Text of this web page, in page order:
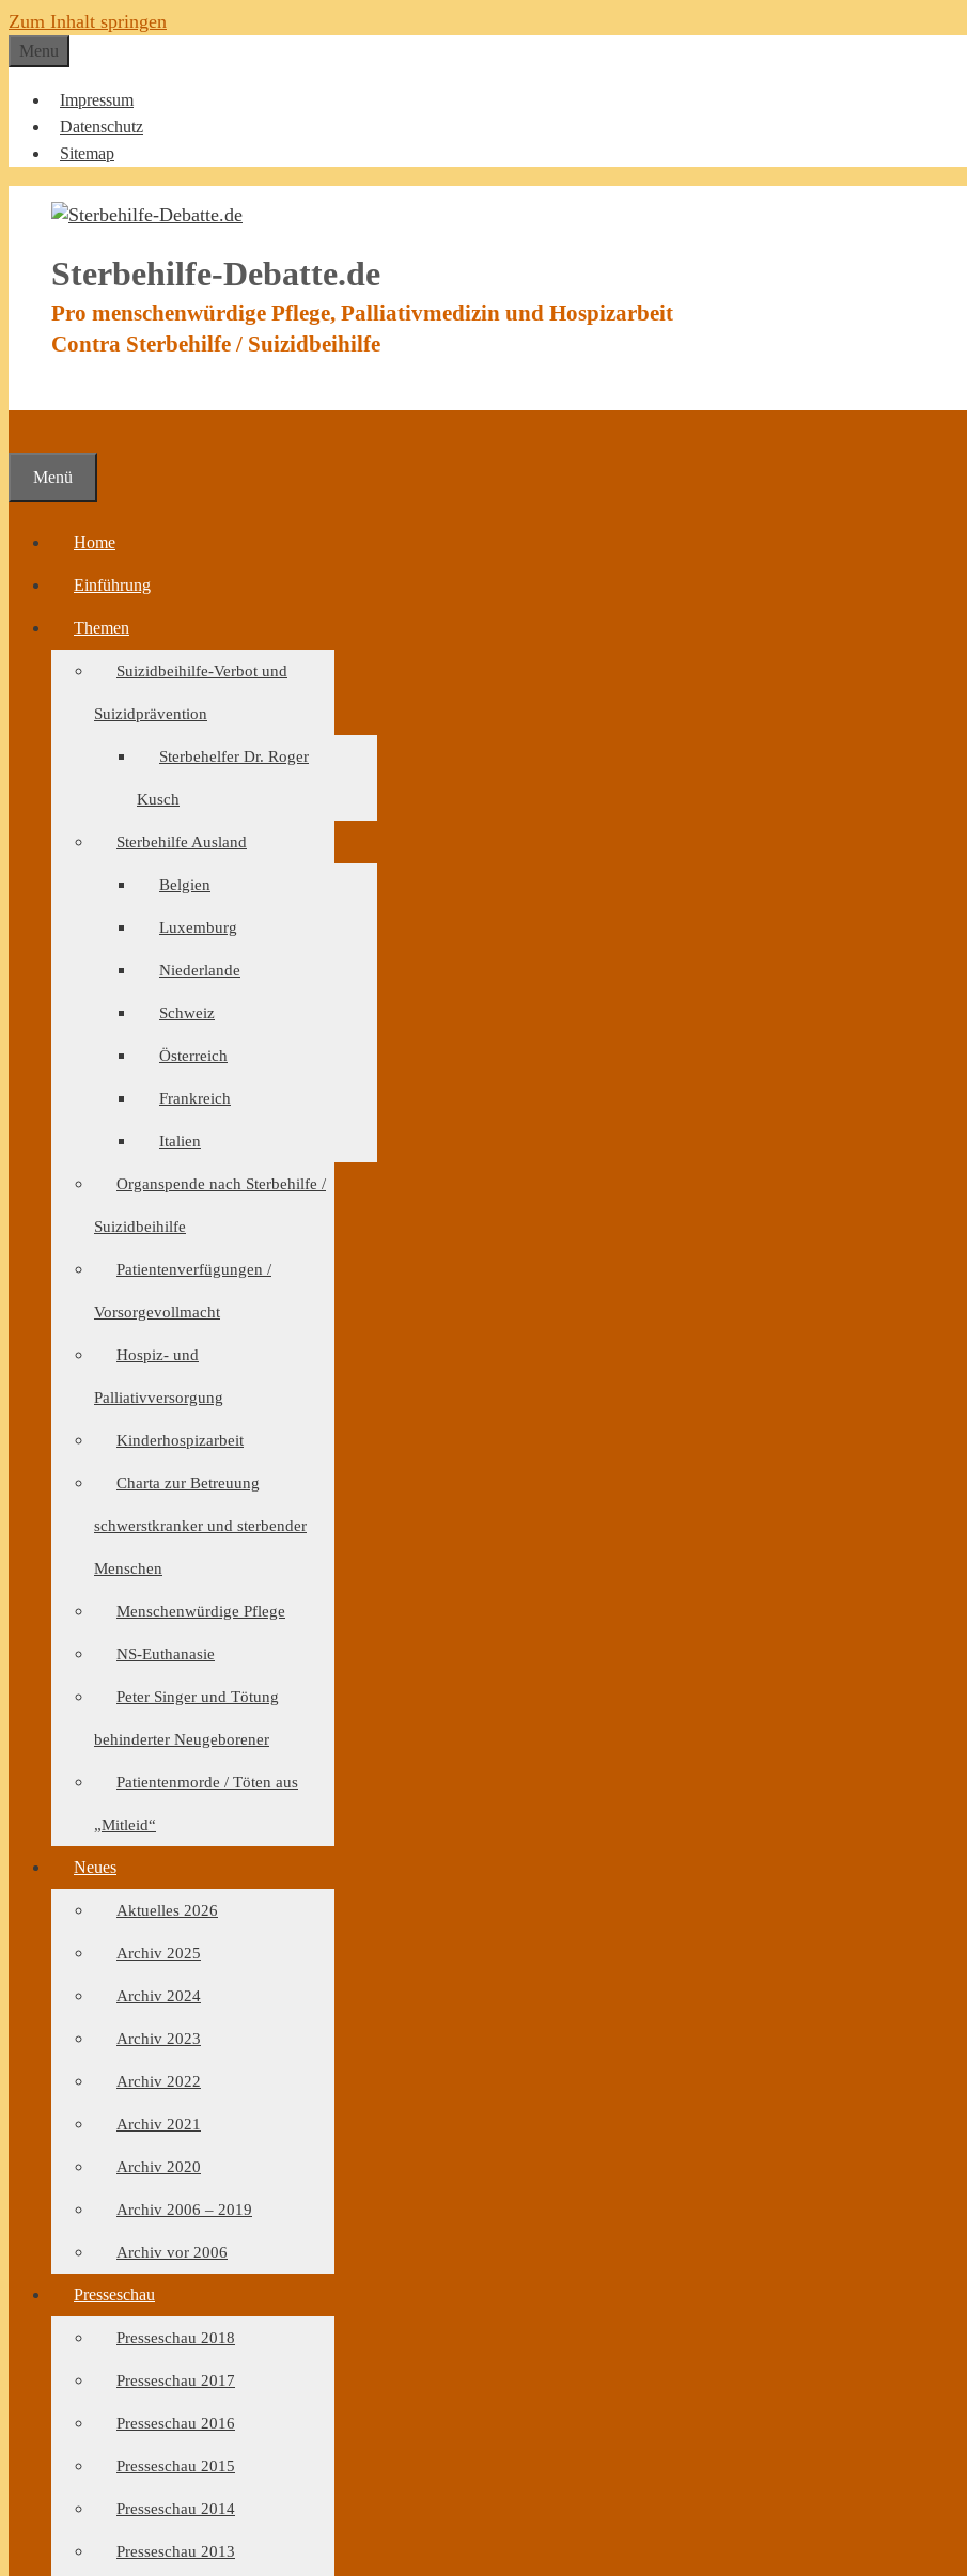
Zum Inhalt springen
Menu
Impressum
Datenschutz
Sitemap
Sterbehilfe-Debatte.de
Pro menschenwürdige Pflege, Palliativmedizin und Hospizarbeit
Contra Sterbehilfe / Suizidbeihilfe
Menü
Home
Einführung
Themen
Suizidbeihilfe-Verbot und
Suizidprävention
Sterbehelfer Dr. Roger
Kusch
Sterbehilfe Ausland
Belgien
Luxemburg
Niederlande
Schweiz
Österreich
Frankreich
Italien
Organspende nach Sterbehilfe /
Suizidbeihilfe
Patientenverfügungen /
Vorsorgevollmacht
Hospiz- und
Palliativversorgung
Kinderhospizarbeit
Charta zur Betreuung
schwerstkranker und sterbender
Menschen
Menschenwürdige Pflege
NS-Euthanasie
Peter Singer und Tötung
behinderter Neugeborener
Patientenmorde / Töten aus
„Mitleid“
Neues
Aktuelles 2026
Archiv 2025
Archiv 2024
Archiv 2023
Archiv 2022
Archiv 2021
Archiv 2020
Archiv 2006 – 2019
Archiv vor 2006
Presseschau
Presseschau 2018
Presseschau 2017
Presseschau 2016
Presseschau 2015
Presseschau 2014
Presseschau 2013